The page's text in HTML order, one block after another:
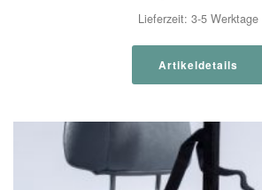
Lieferzeit: 3-5 Werktage
Artikeldetails